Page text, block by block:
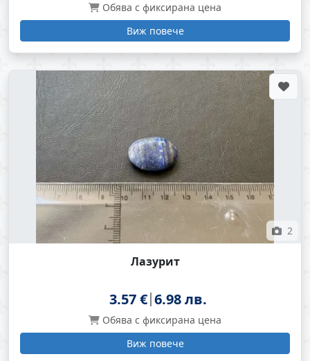
Обява с фиксирана цена
Виж повече
2
Лазурит
3.57 € 6.98 лв.
Обява с фиксирана цена
Виж повече